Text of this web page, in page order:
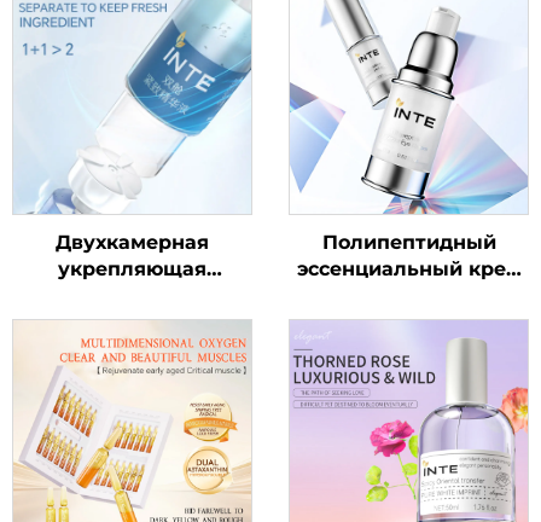
Двухкамерная
укрепляющая
Полипептидный
эссенциальный крем